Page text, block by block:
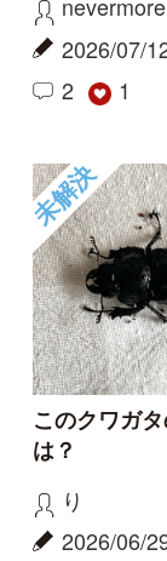
ます
まつりゅう
2026/06/18
1